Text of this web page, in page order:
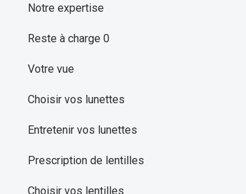
Notre expertise
Reste à charge 0
Votre vue
Choisir vos lunettes
Entretenir vos lunettes
Prescription de lentilles
Choisir vos lentilles